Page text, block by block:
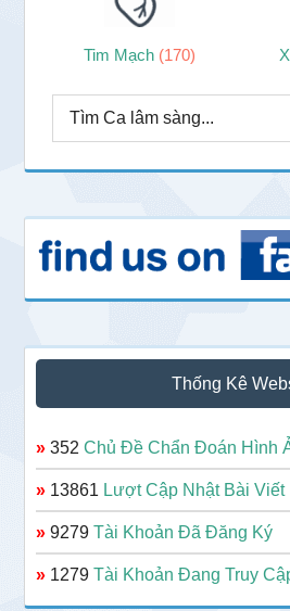
Tim Mạch (170)
Thống Kê
» 352Chủ Đề Chẩn Đoán Hình
» 13861 Lượt Cập Nhật Bài Viết
» 9279Tài Khoản Đã Đăng Ký
» 1279Tài Khoản Đang Truy